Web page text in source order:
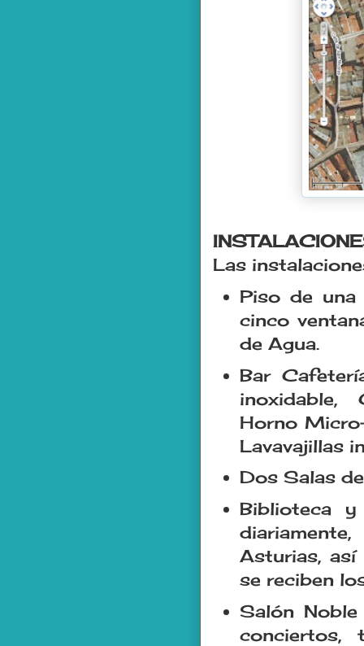
Las
Piso de
cinco
de Agua.
Bar
inoxidable,
Horno
Lavavajillas
Dos Salas
Biblioteca
Asturias, así
se reciben
Salón